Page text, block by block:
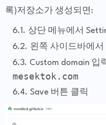
록)저장소가 생성되면:
상단 메뉴에서
왼쪽 사이드바에서
Custom domain 입
mesektok.com
Save 버튼 클릭